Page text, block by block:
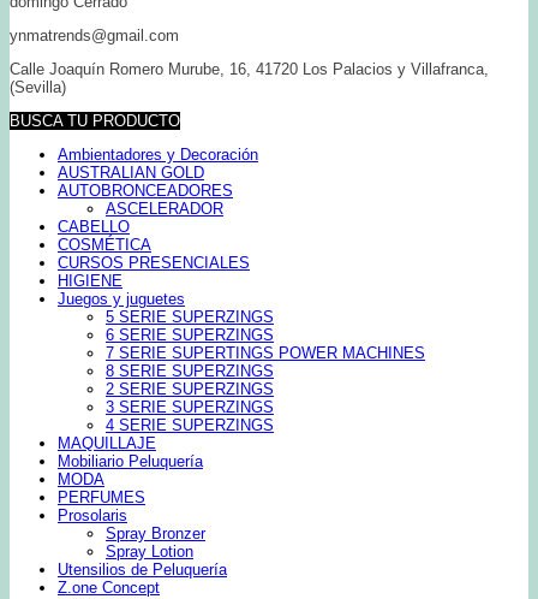
ynmatrends@gmail.com
Calle Joaquín Romero Murube, 16, 41720 Los Palacios y Villafranca,
(Sevilla)
BUSCA TU PRODUCTO
Ambientadores y Decoración
AUSTRALIAN GOLD
AUTOBRONCEADORES
ASCELERADOR
CABELLO
COSMÉTICA
CURSOS PRESENCIALES
HIGIENE
Juegos y juguetes
5 SERIE SUPERZINGS
6 SERIE SUPERZINGS
7 SERIE SUPERTINGS POWER MACHINES
8 SERIE SUPERZINGS
2 SERIE SUPERZINGS
3 SERIE SUPERZINGS
4 SERIE SUPERZINGS
MAQUILLAJE
Mobiliario Peluquería
MODA
PERFUMES
Prosolaris
Spray Bronzer
Spray Lotion
Utensilios de Peluquería
Z.one Concept